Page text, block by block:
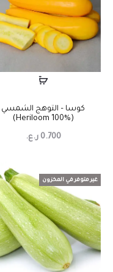
كوسا – التوهج الشمسي
(Heriloom 100%)
0.700 ر.ع.
غير متوفر في المخزون